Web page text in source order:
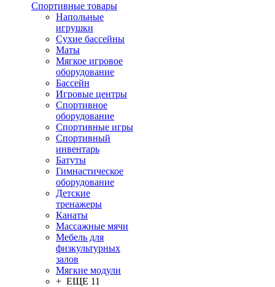
Спортивные товары
Напольные
игрушки
Сухие бассейны
Маты
Мягкое игровое
оборудование
Бассейн
Игровые центры
Спортивное
оборудование
Спортивные игры
Спортивный
инвентарь
Батуты
Гимнастическое
оборудование
Детские
тренажеры
Канаты
Массажные мячи
Мебель для
физкультурных
залов
Мягкие модули
+ ЕЩЕ 11